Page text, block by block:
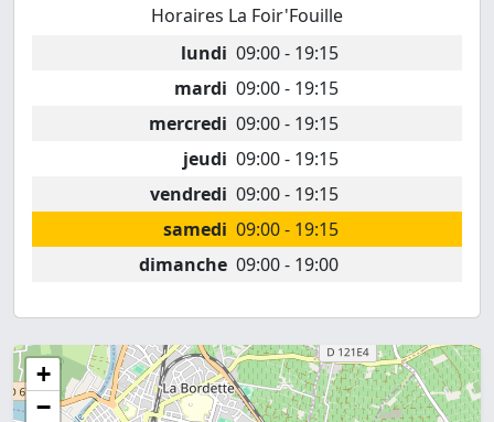
Horaires La Foir'Fouille
lundi 09:00 - 19:15
mardi 09:00 - 19:15
mercredi 09:00 - 19:15
jeudi 09:00 - 19:15
vendredi 09:00 - 19:15
samedi 09:00 - 19:15
dimanche 09:00 - 19:00
+
−